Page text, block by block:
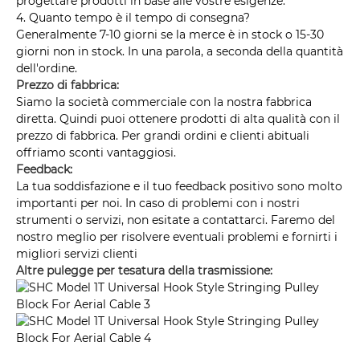
4. Quanto tempo è il tempo di consegna?
Generalmente 7-10 giorni se la merce è in stock o 15-30
giorni non in stock. In una parola, a seconda della quantità
dell'ordine.
Prezzo di fabbrica:
Siamo la società commerciale con la nostra fabbrica
diretta. Quindi puoi ottenere prodotti di alta qualità con il
prezzo di fabbrica. Per grandi ordini e clienti abituali
offriamo sconti vantaggiosi.
Feedback:
La tua soddisfazione e il tuo feedback positivo sono molto
importanti per noi. In caso di problemi con i nostri
strumenti o servizi, non esitate a contattarci. Faremo del
nostro meglio per risolvere eventuali problemi e fornirti i
migliori servizi clienti
Altre pulegge per tesatura della trasmissione: